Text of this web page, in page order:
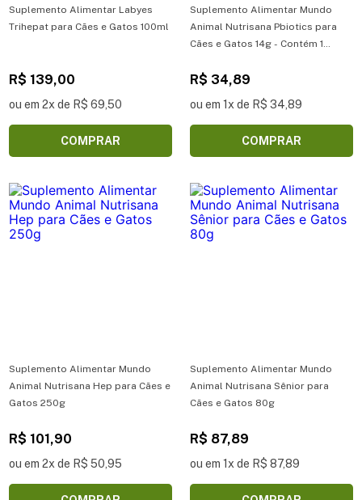
Suplemento Alimentar Labyes
Trihepat para Cães e Gatos 100ml
R$ 139,00
ou em 2x de R$ 69,50
COMPRAR
Suplemento Alimentar Mundo
Animal Nutrisana Pbiotics para
Cães e Gatos 14g - Contém 1
R$ 34,89
ou em 1x de R$ 34,89
COMPRAR
Suplemento Alimentar Mundo
Animal Nutrisana Hep para Cães e
Gatos 250g
R$ 101,90
ou em 2x de R$ 50,95
Suplemento Alimentar Mundo
Animal Nutrisana Sênior para
Cães e Gatos 80g
R$ 87,89
ou em 1x de R$ 87,89